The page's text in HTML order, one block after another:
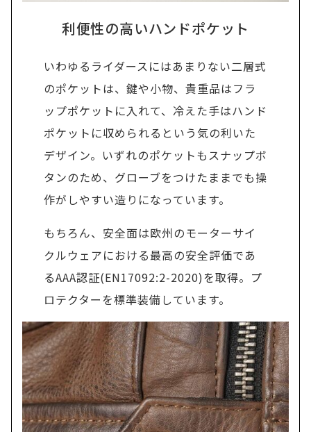
利便性の高いハンドポケット
いわゆるライダースにはあまりない二層式
のポケットは、鍵や小物、貴重品はフラ
ップポケットに入れて、冷えた手はハンド
ポケットに収められるという気の利いた
デザイン。いずれのポケットもスナップボ
タンのため、グローブをつけたままでも操
作がしやすい造りになっています。
もちろん、安全面は欧州のモーターサイ
クルウェアにおける最高の安全評価であ
るAAA認証(EN17092:2-2020)を取得。プ
ロテクターを標準装備しています。